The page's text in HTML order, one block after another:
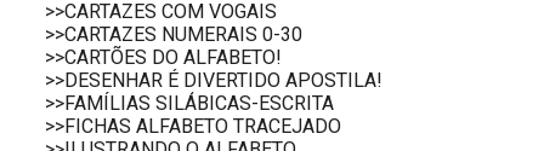
>>CARTAZES COM VOGAIS
>>CARTAZES NUMERAIS 0-30
>>CARTÕES DO ALFABETO!
>>DESENHAR É DIVERTIDO APOSTILA!
>>FAMÍLIAS SILÁBICAS-ESCRITA
>>FICHAS ALFABETO TRACEJADO